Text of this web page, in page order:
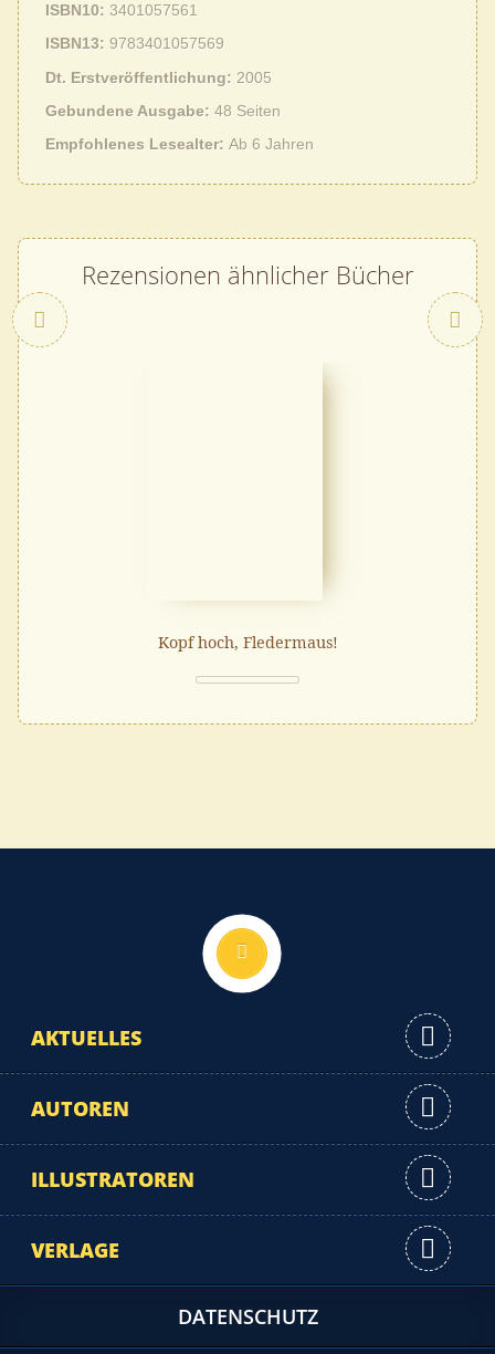
ISBN10
3401057561
ISBN13 9783401057569
Dt. Erstveröffentlichung
2005
Gebundene Ausgabe 48 Seiten
Empfohlenes Lesealter Ab 6 Jahren
Rezensionen ähnlicher Bücher
Kopf hoch, Fledermaus!
AKTUELLES
AUTOREN
ILLUSTRATOREN
VERLAGE
DATENSCHUTZ